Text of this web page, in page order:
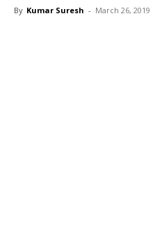
By Kumar Suresh - March 26, 2019